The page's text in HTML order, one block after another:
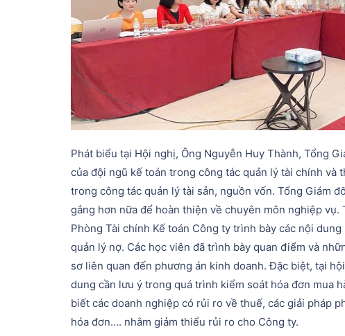
Phát biểu tại Hội nghị, Ông Nguyễn Huy Thành, Tổng
của đội ngũ kế toán trong công tác quản lý tài chính và
trong công tác quản lý tài sản, nguồn vốn. Tổng Giám
gắng hơn nữa để hoàn thiện về chuyên môn nghiệp
Phòng Tài chính Kế toán Công ty trình bày các nội
quản lý nợ. Các học viên đã trình bày quan điểm và
sơ liên quan đến phương án kinh doanh. Đặc biệt, tại
dung cần lưu ý trong quá trình kiểm soát hóa đơn mua
biết các doanh nghiệp có rủi ro về thuế, các giải pháp
hóa đơn…. nhằm giảm thiểu rủi ro cho Công ty.